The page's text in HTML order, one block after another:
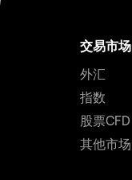
交易市场
外汇
指数
股票CFD
其他市场